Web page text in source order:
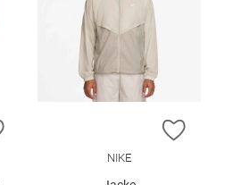
ZUR WUNSCHLISTE HINZUFÜGEN
ZUR
NIKE